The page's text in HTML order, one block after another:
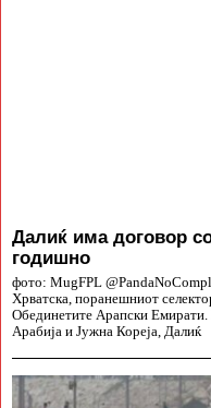
Далиќ има договор
годишно
фото: MugFPL
Хрватска, поранешниот
Обединетите Арапски Емирати.
Арабија и Јужна Кореја, Далиќ